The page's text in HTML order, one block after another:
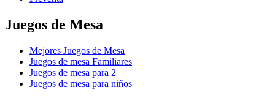
Juegos de Mesa
Mejores Juegos de Mesa
Juegos de mesa Familiares
Juegos de mesa para 2
Juegos de mesa para niños